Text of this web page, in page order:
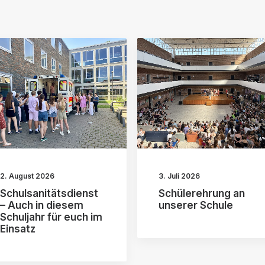
2. August 2026
Schulsanitätsdienst
– Auch in diesem
Schuljahr für euch im
Einsatz
3. Juli 2026
Schülerehrung an
unserer Schule